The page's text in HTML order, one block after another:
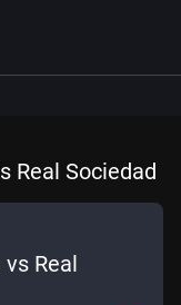
Real Sociedad
Real